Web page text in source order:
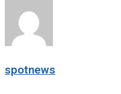
Share
spotnews